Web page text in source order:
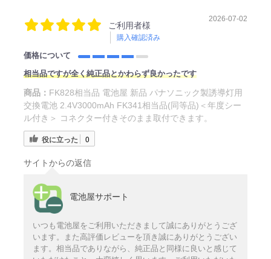
ご利用者様
購入確認済み
2026-07-02
価格について
相当品ですが全く純正品とかわらず良かったです
商品： FK828相当品 電池屋 新品 パナソニック製誘導灯用
交換電池 2.4V3000mAh FK341相当品(同等品)＜年度シー
ル付き＞ コネクター付きそのまま取付できます。
役に立った 0
サイトからの返信
電池屋サポート
いつも電池屋をご利用いただきまして誠にありがとうござ
います。また高評価レビューを頂き誠にありがとうござい
ます。相当品でありながら、純正品と同様に良いと感じて